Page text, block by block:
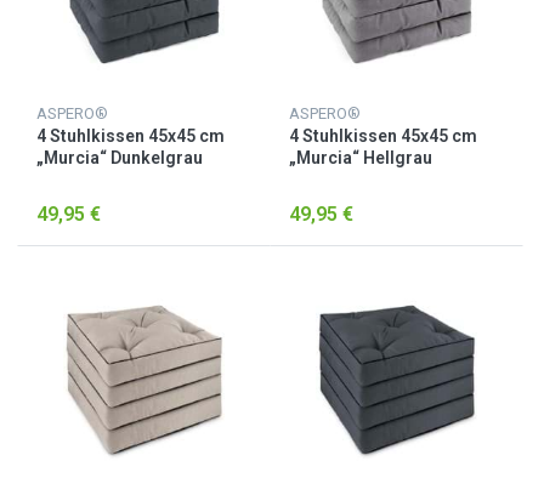
ASPERO®
4 Stuhlkissen 45x45 cm
„Murcia“ Dunkelgrau
49,95 €
ASPERO®
4 Stuhlkissen 45x45 cm
„Murcia“ Hellgrau
49,95 €